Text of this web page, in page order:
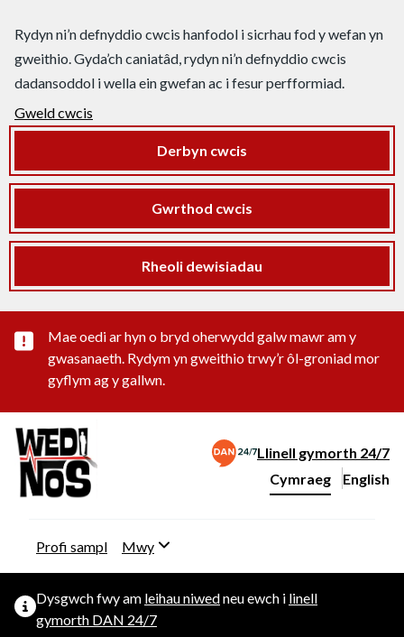
Rydyn ni’n defnyddio cwcis hanfodol i sicrhau fod y wefan yn
gweithio. Gyda’ch caniatâd, rydyn ni’n defnyddio cwcis
dadansoddol i wella ein gwefan ac i fesur perfformiad.
Gweld cwcis
Derbyn cwcis
Gwrthod cwcis
Rheoli dewisiadau
Rhybudd sylwedd pwysig
Mae oedi ar hyn o bryd oherwydd galw mawr am y
gwasanaeth. Rydym yn gweithio trwy’r ôl-groniad mor
gyflym ag y gallwn.
Llinell gymorth 24/7
Newid iaith y wefan
Cymraeg English
–
Profi sampl Mwy
Dysgwch fwy am leihau niwedneu ewch i linell
gymorth DAN 24/7